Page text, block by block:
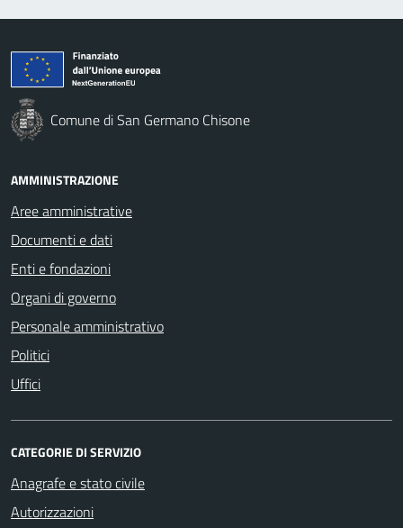
Comune di San Germano Chisone
AMMINISTRAZIONE
Aree amministrative
Documenti e dati
Enti e fondazioni
Organi di governo
Personale amministrativo
Politici
Uffici
CATEGORIE DI SERVIZIO
Anagrafe e stato civile
Autorizzazioni